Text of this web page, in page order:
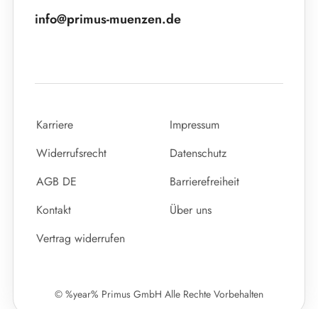
info@primus-muenzen.de
Karriere
Impressum
Widerrufsrecht
Datenschutz
AGB DE
Barrierefreiheit
Kontakt
Über uns
Vertrag widerrufen
© %year% Primus GmbH Alle Rechte Vorbehalten